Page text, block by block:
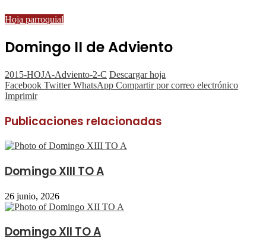
Hoja parroquial
Domingo II de Adviento
2015-HOJA-Adviento-2-C Descargar hoja
Facebook Twitter WhatsApp Compartir por correo electrónico
Imprimir
Publicaciones relacionadas
Domingo XIII TO A
26 junio, 2026
Domingo XII TO A